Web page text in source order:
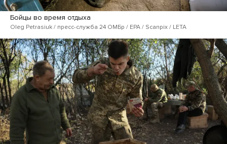
Бойцы во время отдыха
Oleg Petrasiuk / пресс-служба 24 ОМБр / EPA / Scanpix / LETA